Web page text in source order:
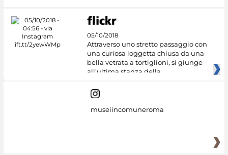
05/10/2018
Attraverso uno stretto passaggio con
una curiosa loggetta chiusa da una
bella vetrata a tortiglioni, si giunge
all'ultima stanza della
museiincomuneroma